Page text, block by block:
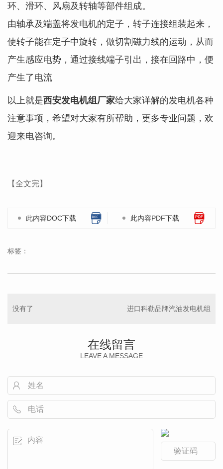
环、滑环、风扇及转轴等部件组成。
由轴承及端盖将发电机的定子，转子连接组装起来，
使转子能在定子中旋转，做切割磁力线的运动，从而
产生感应电势，通过接线端子引出，接在回路中，便
产生了电流
以上就是西安发电机组厂家给大家详解的发电机各种
注意事项，希望对大家有所帮助，更多专业问题，欢
迎来电咨询。
【全文完】
此内容DOC下载 此内容PDF下载
标签：
没有了 进口科勒品牌汽油发电机组
在线留言
LEAVE A MESSAGE